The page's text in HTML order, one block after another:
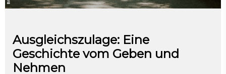
Ausgleichszulage: Eine
Geschichte vom Geben und
Nehmen